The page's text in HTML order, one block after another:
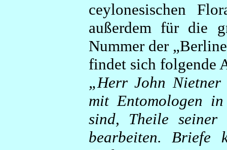
ceylonesischen
außerdem für die
Nummer der
findet sich folgende
„Herr John Nietner
mit Entomologen
sind, Theile seiner
bearbeiten.